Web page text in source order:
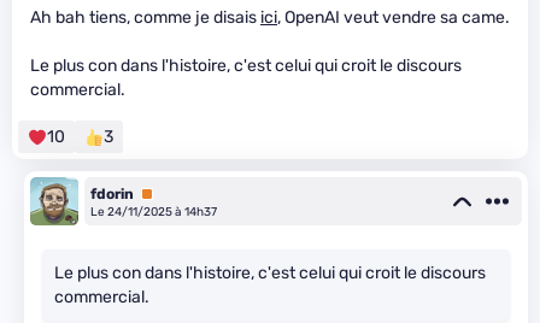
Ah bah tiens, comme je disais ici, OpenAI veut vendre sa came.
Le plus con dans l'histoire, c'est celui qui croit le discours
commercial.
10 3
fdorin
Premium
Le 24/11/2025 à 14h37
Le plus con dans l'histoire, c'est celui qui croit le discours
commercial.